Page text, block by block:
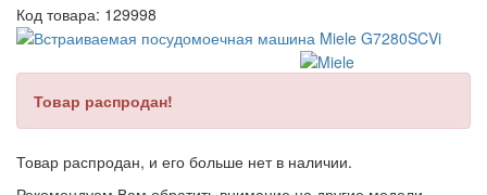
Код товара: 129998
Товар распродан!
Товар распродан, и его больше нет в наличии.